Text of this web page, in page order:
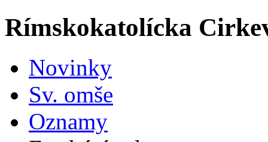
Rímskokatolícka
Novinky
Sv. omše
Oznamy